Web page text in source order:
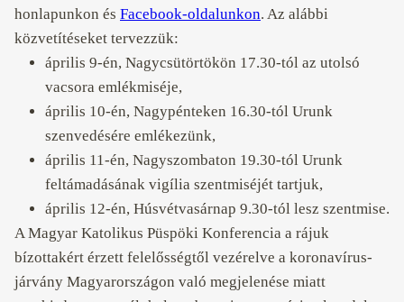
honlapunkon és Facebook-oldalunkon. Az alábbi
közvetítéseket tervezzük:
április 9-én, Nagycsütörtökön 17.30-tól az utolsó
vacsora emlékmiséje,
április 10-én, Nagypénteken 16.30-tól Urunk
szenvedésére emlékezünk,
április 11-én, Nagyszombaton 19.30-tól Urunk
feltámadásának vigília szentmiséjét tartjuk,
április 12-én, Húsvétvasárnap 9.30-tól lesz szentmise.
A Magyar Katolikus Püspöki Konferencia a rájuk
bízottakért érzett felelősségtől vezérelve a koronavírus-
járvány Magyarországon való megjelenése miatt